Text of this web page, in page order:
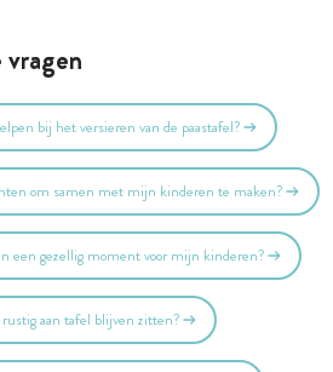
bij het versieren van de paastafel?
om samen met mijn kinderen te maken?
een gezellig moment voor mijn kinderen?
aan tafel blijven zitten?